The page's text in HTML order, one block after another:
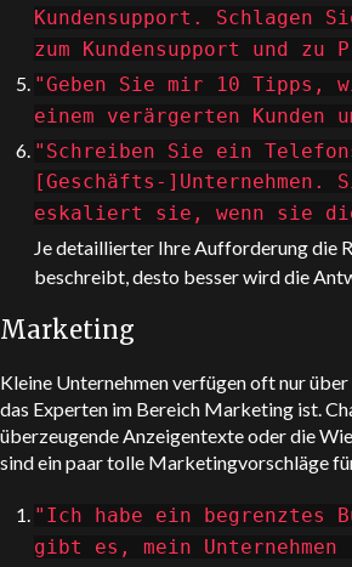
Kundensupport. Schlagen
zum Kundensupport und
"Geben Sie mir 10 Tipps,
einem verärgerten Kunden
"Schreiben Sie ein
[Geschäfts-]Unternehmen.
eskaliert sie, wenn sie
Je detaillierter Ihre Aufforderung die
beschreibt, desto besser wird die
Marketing
Kleine Unternehmen verfügen oft nur
das Experten im Bereich Marketing ist.
überzeugende Anzeigentexte oder die
sind ein paar tolle Marketingvorschläge
"Ich habe ein begrenztes
gibt es, mein